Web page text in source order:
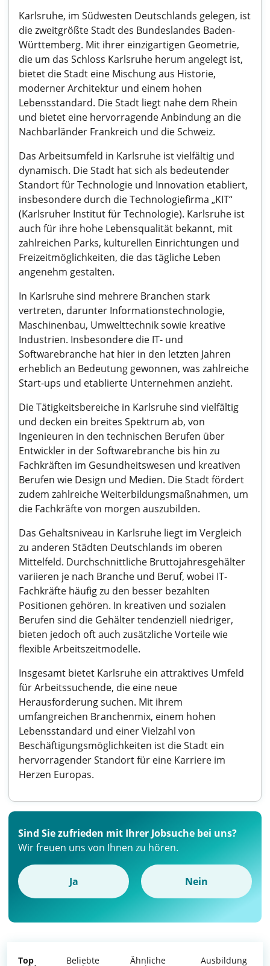
Karlsruhe, im Südwesten Deutschlands gelegen, ist
die zweitgrößte Stadt des Bundeslandes Baden-
Württemberg. Mit ihrer einzigartigen Geometrie,
die um das Schloss Karlsruhe herum angelegt ist,
bietet die Stadt eine Mischung aus Historie,
moderner Architektur und einem hohen
Lebensstandard. Die Stadt liegt nahe dem Rhein
und bietet eine hervorragende Anbindung an die
Nachbarländer Frankreich und die Schweiz.
Das Arbeitsumfeld in Karlsruhe ist vielfältig und
dynamisch. Die Stadt hat sich als bedeutender
Standort für Technologie und Innovation etabliert,
insbesondere durch die Technologiefirma „KIT“
(Karlsruher Institut für Technologie). Karlsruhe ist
auch für ihre hohe Lebensqualität bekannt, mit
zahlreichen Parks, kulturellen Einrichtungen und
Freizeitmöglichkeiten, die das tägliche Leben
angenehm gestalten.
In Karlsruhe sind mehrere Branchen stark
vertreten, darunter Informationstechnologie,
Maschinenbau, Umwelttechnik sowie kreative
Industrien. Insbesondere die IT- und
Softwarebranche hat hier in den letzten Jahren
erheblich an Bedeutung gewonnen, was zahlreiche
Start-ups und etablierte Unternehmen anzieht.
Die Tätigkeitsbereiche in Karlsruhe sind vielfältig
und decken ein breites Spektrum ab, von
Ingenieuren in den technischen Berufen über
Entwickler in der Softwarebranche bis hin zu
Fachkräften im Gesundheitswesen und kreativen
Berufen wie Design und Medien. Die Stadt fördert
zudem zahlreiche Weiterbildungsmaßnahmen, um
die Fachkräfte von morgen auszubilden.
Das Gehaltsniveau in Karlsruhe liegt im Vergleich
zu anderen Städten Deutschlands im oberen
Mittelfeld. Durchschnittliche Bruttojahresgehälter
variieren je nach Branche und Beruf, wobei IT-
Fachkräfte häufig zu den besser bezahlten
Positionen gehören. In kreativen und sozialen
Berufen sind die Gehälter tendenziell niedriger,
bieten jedoch oft auch zusätzliche Vorteile wie
flexible Arbeitszeitmodelle.
Insgesamt bietet Karlsruhe ein attraktives Umfeld
für Arbeitssuchende, die eine neue
Herausforderung suchen. Mit ihrem
umfangreichen Branchenmix, einem hohen
Lebensstandard und einer Vielzahl von
Beschäftigungsmöglichkeiten ist die Stadt ein
hervorragender Standort für eine Karriere im
Herzen Europas.
Sind Sie zufrieden mit Ihrer Jobsuche bei uns?
Wir freuen uns von Ihnen zu hören.
Ja Nein
Top Beliebte Ähnliche Ausbildung